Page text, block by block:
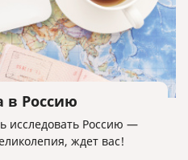
в Россию
исследовать Россию —
ждет вас!